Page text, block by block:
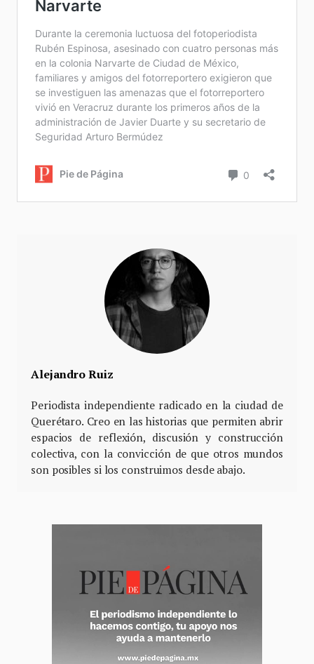
Alejandro Ruiz
Periodista independiente radicado en la ciudad de
Querétaro. Creo en las historias que permiten abrir
espacios de reflexión, discusión y construcción
colectiva, con la convicción de que otros mundos
son posibles si los construimos desde abajo.